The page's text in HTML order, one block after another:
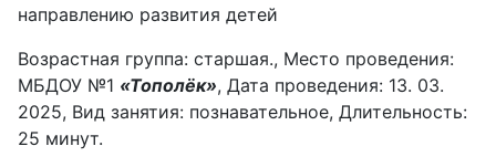
направлению развития детей
Возрастная группа: старшая., Место проведения:
МБДОУ №1 «Тополёк», Дата проведения: 13. 03.
2025, Вид занятия: познавательное, Длительность:
25 минут.